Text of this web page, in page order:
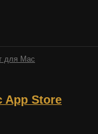
для Mac
App Store